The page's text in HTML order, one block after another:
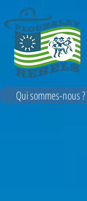
Qui sommes-nous ?